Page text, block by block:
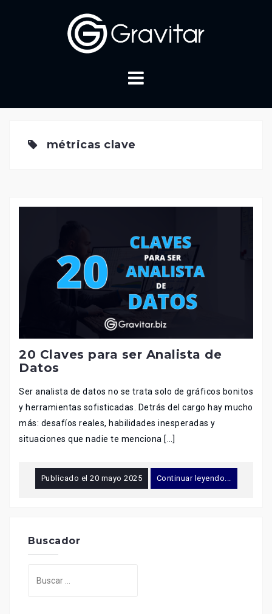
métricas clave
20 Claves para ser Analista de
Datos
Ser analista de datos no se trata solo de gráficos bonitos
y herramientas sofisticadas. Detrás del cargo hay mucho
más: desafíos reales, habilidades inesperadas y
situaciones que nadie te menciona […]
Publicado el 20 mayo 2025 Continuar leyendo...
Buscador